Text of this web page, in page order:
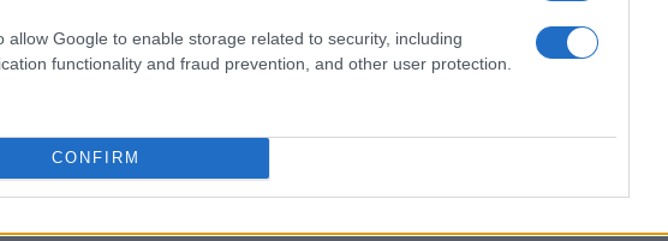
allow Google to enable storage related to security, including
functionality and fraud prevention, and other user protection.
CONFIRM
Willer n.1 ha visto unincremento
più costosi sul mercato. Le copie in
che variano da decine a centinaia di
attribuibile allararitàdell’oggetto e
fumettistico.